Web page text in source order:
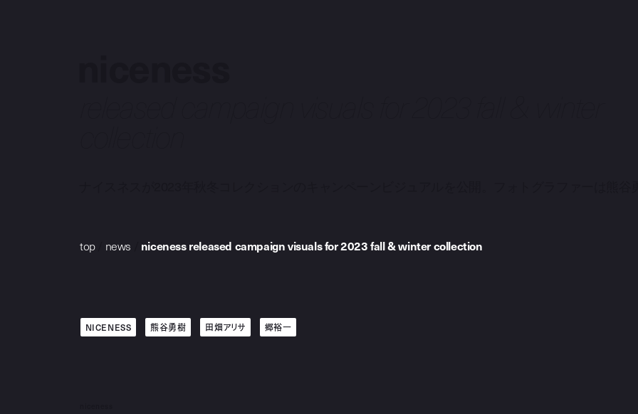
top/ news niceness released campaign visuals for 2023 fall & winter collection
NICENESS 熊谷勇樹 田畑アリサ 郷裕一